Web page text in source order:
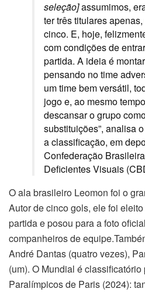
seleção]assumimos,
ter três titulares
cinco. E, hoje,
com condições de
partida. A ideia é
pensando no time
um time bem versátil,
jogo e, ao mesmo
descansar o grupo
substituições”, analisa
a classificação, em
Confederação
Deficientes Visuais
O ala brasileiro Leomon foi o
Autor de cinco gols, ele foi
partida e posou para a foto
companheiros de
André Dantas (quatro vezes),
(um). O Mundial é
Paralímpicos de Paris (2024):